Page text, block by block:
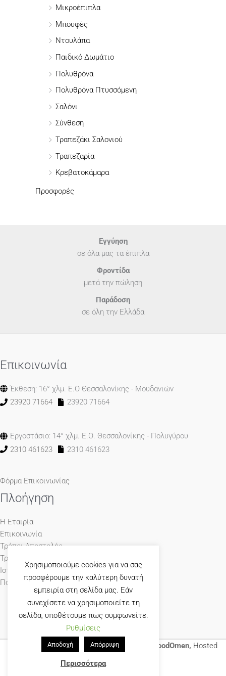
Μικροέπιπλα
Μπουφές
Ντουλάπα
Παιδικό Δωμάτιο
Πολυθρόνα
Πολυθρόνα Πτυσσόμενη
Σαλόνι
Σύνθεση
Τραπεζάκι Σαλονιού
Τραπεζαρία
Κρεβατοκάμαρα
Προσφορές
Εγγύηση
σε όλα μας τα έπιπλα
Φροντίδα
μετά την πώληση
Παράδοση
σε όλη την Ελλάδα
Επικοινωνία
Έκθεση: 16° χλμ. Ε.Ο Θεσσαλονίκης - Μουδανιών
23920 71664
23920 71664
Εργοστάσιο: 14° χλμ. Ε.Ο. Θεσσαλονίκης - Πολυγύρου
2310 461623
2310 461623
Φόρμα Επικοινωνίας
Πλοήγηση
Η Εταιρία
Επικοινωνία
Τρόποι Αποστολής
Τρόποι Πληρωμής
Ιστολόγιο
Πολιτική Απορρήτου
© 1965-2026 Γκούμας Έπιπλο Designed by GoodOmen, Hosted
Χρησιμοποιούμε cookies για να σας
προσφέρουμε την καλύτερη δυνατή
εμπειρία στη σελίδα μας. Εάν
συνεχίσετε να χρησιμοποιείτε τη
σελίδα, υποθέτουμε πως συμφωνείτε.
Ρυθμίσεις
Αποδοχή Απόρριψη
Περισσότερα